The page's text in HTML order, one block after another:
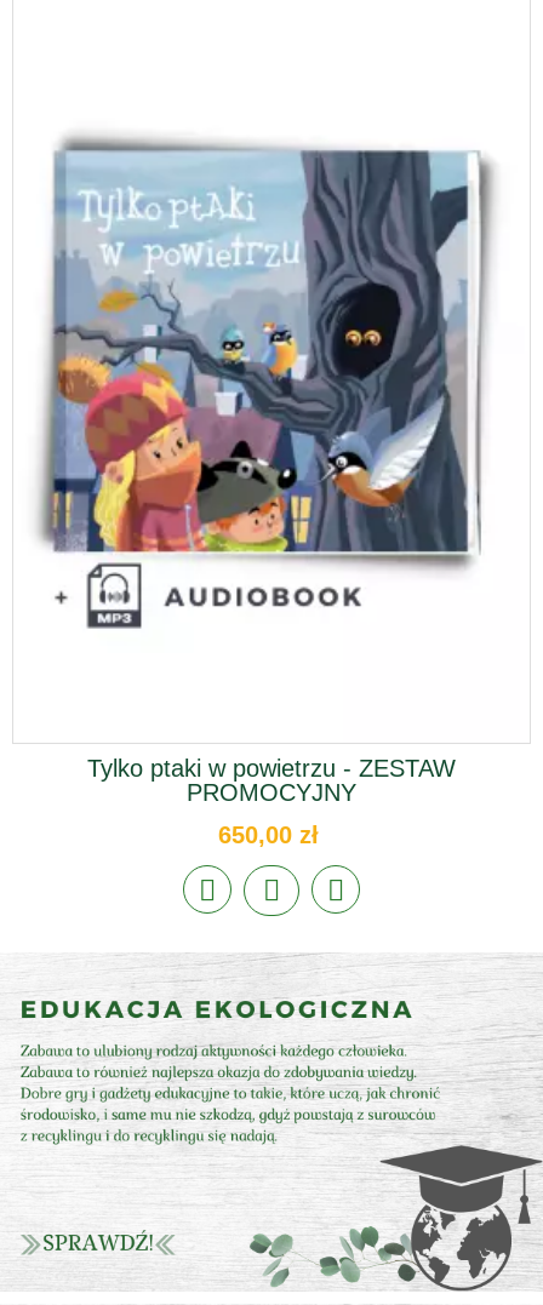
Tylko ptaki w powietrzu - ZESTAW
PROMOCYJNY
650,00 zł